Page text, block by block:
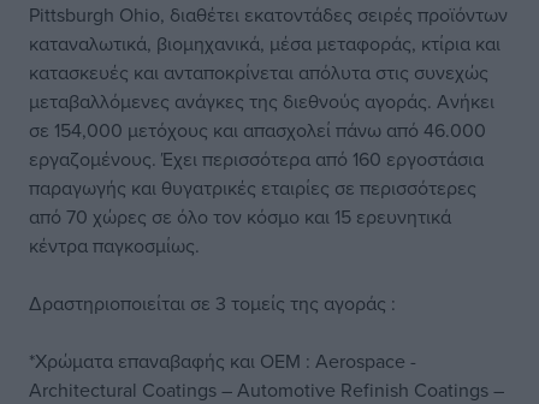
Pittsburgh Ohio, διαθέτει εκατοντάδες σειρές προϊόντων
καταναλωτικά, βιομηχανικά, μέσα μεταφοράς, κτίρια και
κατασκευές και ανταποκρίνεται απόλυτα στις συνεχώς
μεταβαλλόμενες ανάγκες της διεθνούς αγοράς. Ανήκει
σε 154,000 μετόχους και απασχολεί πάνω από 46.000
εργαζομένους. Έχει περισσότερα από 160 εργοστάσια
παραγωγής και θυγατρικές εταιρίες σε περισσότερες
από 70 χώρες σε όλο τον κόσμο και 15 ερευνητικά
κέντρα παγκοσμίως.
Δραστηριοποιείται σε 3 τομείς της αγοράς :
*Χρώματα επαναβαφής και ΟΕΜ : Aerospace -
Architectural Coatings – Automotive Refinish Coatings –